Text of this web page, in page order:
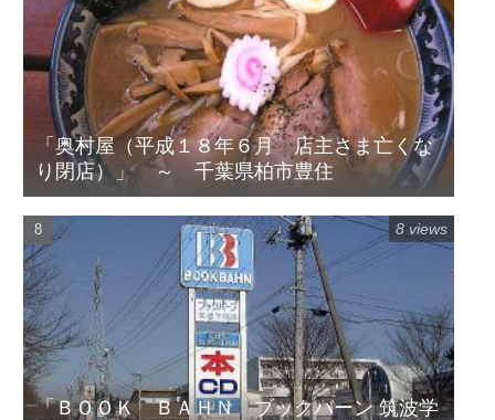
「奥村屋（平成１８年６月 店主さま亡くな
り閉店）」 ～ 千葉県柏市豊住
「ＢＯＯＫ ＢＡＨＮ ブックバーン 筑波学
8 views